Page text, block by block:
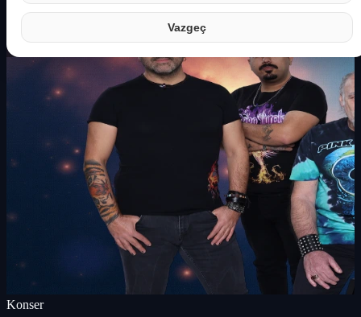
Vazgeç
Konser